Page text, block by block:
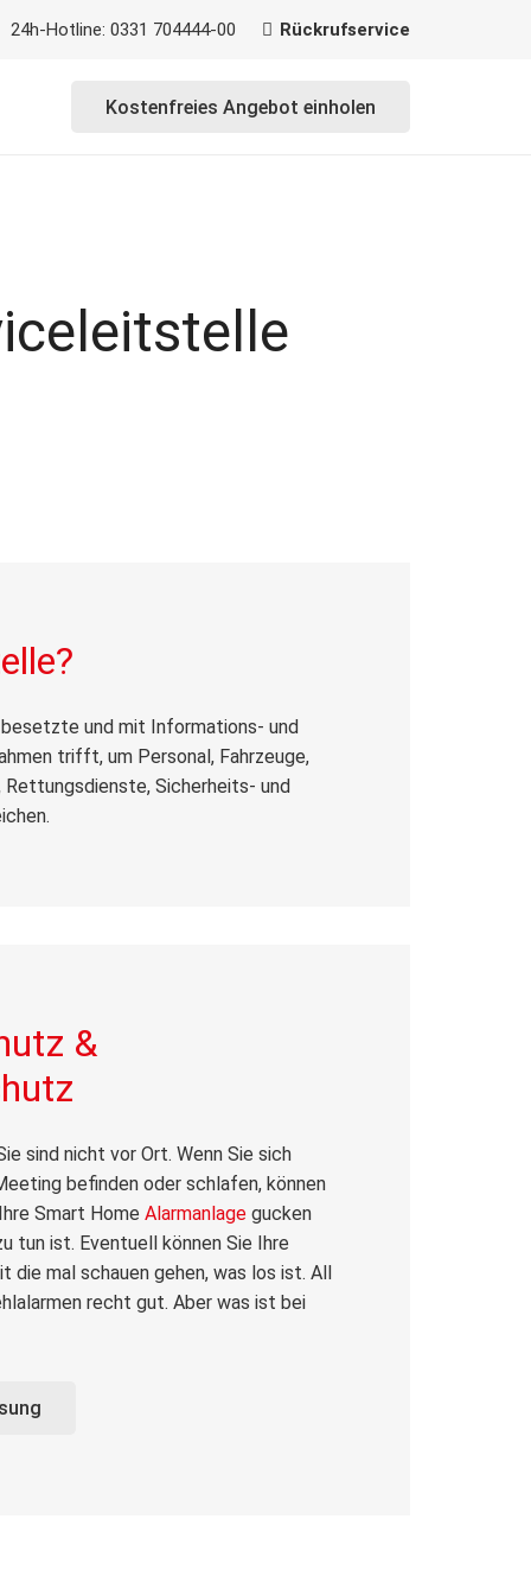
24h-Hotline: 0331 704444-00 Rückrufservice
Kostenfreies Angebot einholen
und mit Informations- und
trifft, um Personal, Fahrzeuge,
Sicherheits- und
&
sind nicht vor Ort. Wenn Sie sich
befinden oder schlafen, können
Smart Home Alarmanlage gucken
tun ist. Eventuell können Sie Ihre
die mal schauen gehen, was los ist. All
recht gut. Aber was ist bei